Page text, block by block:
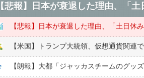
【悲報】日本が衰退した理由、「
【悲報】日本が衰退した理由、「土日休
【米国】トランプ大統領、仮想通貨関連
【朗報】大都「ジャッカスチームのグ